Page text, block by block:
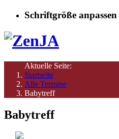
Schriftgröße anpassen
Aktuelle Seite:
Startseite
Alle Termine
Babytreff
Babytreff